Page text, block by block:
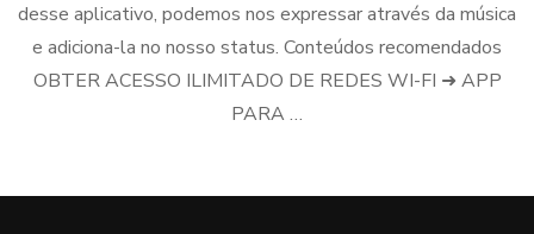
desse aplicativo, podemos nos expressar através da música
e adiciona-la no nosso status. Conteúdos recomendados
OBTER ACESSO ILIMITADO DE REDES WI-FI ➜ APP
PARA …